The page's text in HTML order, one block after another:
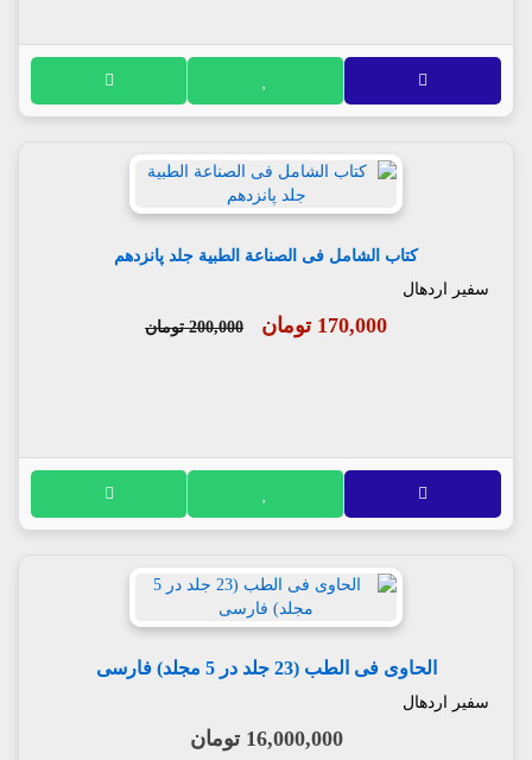
کتاب الشامل فی الصناعة الطبیة جلد پانزدهم
سفیر اردهال
170,000 تومان 200,000 تومان
الحاوی فی الطب (23 جلد در 5 مجلد) فارسی
سفیر اردهال
16,000,000 تومان